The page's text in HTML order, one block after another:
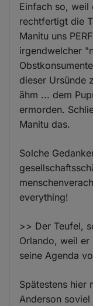
Einfach so, weil
rechtfertigt die
Manitu uns
irgendwelcher
dieser Ursünde
ähm ... dem
ermorden.
Manitu das.
Solche
everything!
>> Der Teufel,
Orlando, weil er
seine Agenda
Spätestens hier
Anderson